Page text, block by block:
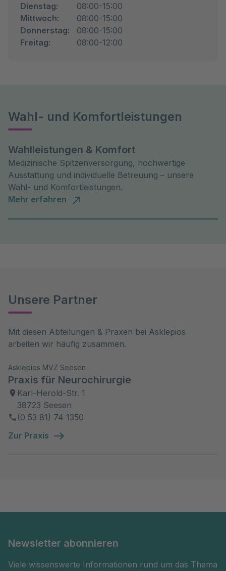
Dienstag:
08:00-15:00
Mittwoch:
08:00-15:00
Donnerstag:
08:00-15:00
Freitag:
08:00-12:00
Wahl- und Komfortleistungen
Wahlleistungen & Komfort
Medizinische Spitzenversorgung, hochwertige
Ausstattung und individuelle Betreuung – unsere
Wahl- und Komfortleistungen.
Mehr erfahren
Unsere Partner
Mit diesen Abteilungen & Praxen bei Asklepios
arbeiten wir häufig zusammen.
Asklepios MVZ Seesen
Praxis für Neurochirurgie
Karl-Herold-Str. 1
38723 Seesen
(0 53 81) 74 1350
Zur Praxis
Newsletter abonnieren
Viele wissenswerte Informationen rund um das Thema